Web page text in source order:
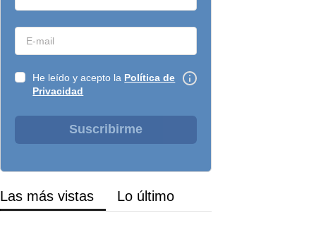
He leído y acepto la Política de
Privacidad
Suscribirme
Las más vistas Lo último